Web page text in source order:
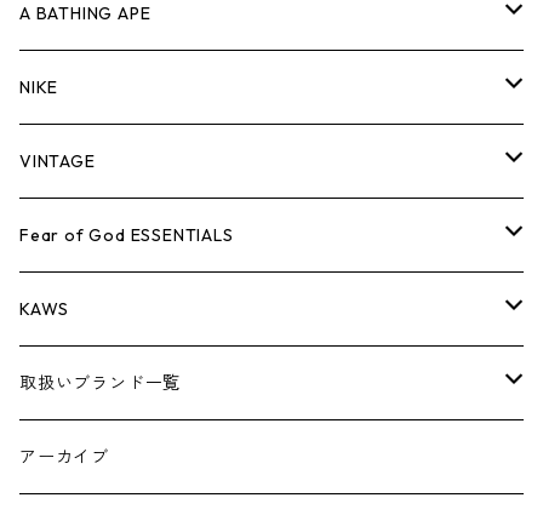
キャップ・ハット
バッグ
シューズ
小物
コラボレーション
×THE NORTH FACE
×COMME des GARCONS
シーズンアイテム
26SS
BOX LOGOアイテム
パンツ
キャップ・ハット
バッグ
シューズ
小物
ジャケット
パンツ
キャップ・ハット
バッグ
シューズ
小物
シャツ
ジャケット
パンツ
キャップ・ハット
バッグ
シューズ
小物
スウェット/ニット
シャツ
ジャケット
パンツ
キャップ・ハット
バッグ
シューズ
ロンT
スウェット/ニット
シャツ
ジャケット
パンツ
キャップ
バッグ
Tシャツ
ロンTEE
スウェット/ニット
シャツ
ジャケット
パンツ
キャップ・ハット
A BATHING APE
Tシャツ
ロンTEE
スウェット/ニット
シャツ
ジャケット
パンツ
NIKE
シューズ
AIR JORDAN 1
AIR JORDAN 3
アパレル・小物
VINTAGE
Tシャツ
ロンTEE
スウェット/ニット
ジャケット
Fear of God ESSENTIALS
Tシャツ
ロンTEE
スウェット/ニット
KAWS
アパレル
小物
取扱いブランド一覧
A
アーカイブ